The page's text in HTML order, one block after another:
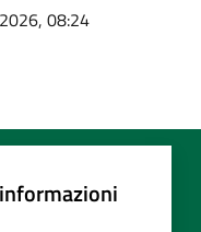
08:24